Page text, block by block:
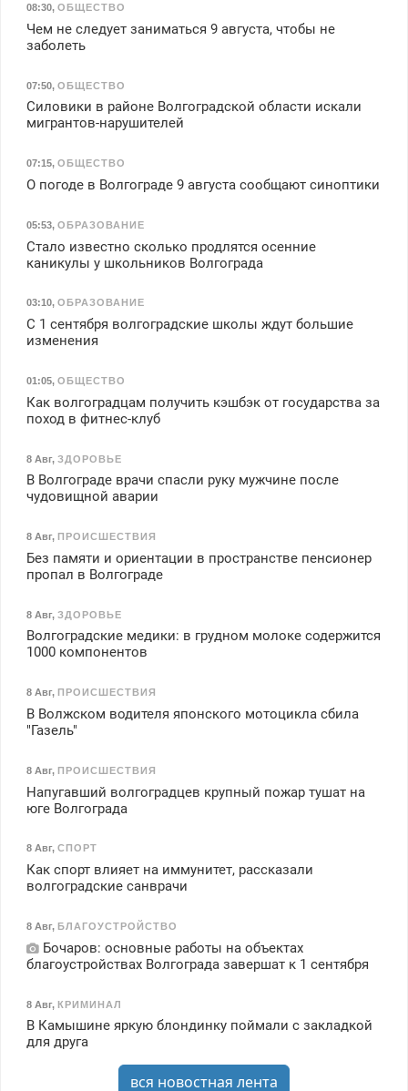
08:30, ОБЩЕСТВО
Чем не следует заниматься 9 августа, чтобы не
заболеть
07:50, ОБЩЕСТВО
Силовики в районе Волгоградской области искали
мигрантов-нарушителей
07:15, ОБЩЕСТВО
О погоде в Волгограде 9 августа сообщают синоптики
05:53, ОБРАЗОВАНИЕ
Стало известно сколько продлятся осенние
каникулы у школьников Волгограда
03:10, ОБРАЗОВАНИЕ
С 1 сентября волгоградские школы ждут большие
изменения
01:05, ОБЩЕСТВО
Как волгоградцам получить кэшбэк от государства за
поход в фитнес-клуб
8 Авг, ЗДОРОВЬЕ
В Волгограде врачи спасли руку мужчине после
чудовищной аварии
8 Авг, ПРОИСШЕСТВИЯ
Без памяти и ориентации в пространстве пенсионер
пропал в Волгограде
8 Авг, ЗДОРОВЬЕ
Волгоградские медики: в грудном молоке содержится
1000 компонентов
8 Авг, ПРОИСШЕСТВИЯ
В Волжском водителя японского мотоцикла сбила
"Газель"
8 Авг, ПРОИСШЕСТВИЯ
Напугавший волгоградцев крупный пожар тушат на
юге Волгограда
8 Авг, СПОРТ
Как спорт влияет на иммунитет, рассказали
волгоградские санврачи
8 Авг, БЛАГОУСТРОЙСТВО
Бочаров: основные работы на объектах
благоустройствах Волгограда завершат к 1 сентября
8 Авг, КРИМИНАЛ
В Камышине яркую блондинку поймали с закладкой
для друга
вся новостная лента